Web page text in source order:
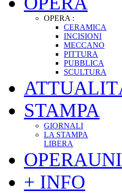
OPERA :
CERAMICA
INCISIONI
MECCANO
PITTURA
PUBBLICA
SCULTURA
STAMPA
GIORNALI
LA STAMPA
LIBERA
+ INFO